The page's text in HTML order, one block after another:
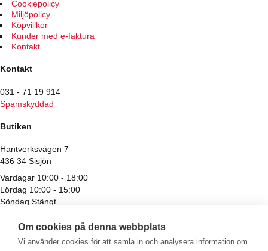
Om cookies på denna webbplats
Vi använder cookies för att samla in och analysera information om
produktsidan
Cookiepolicy
Miljöpolicy
Köpvillkor
Kunder med e-faktura
Kontakt
Kontakt
031 - 71 19 914
Spamskyddad
Butiken
Hantverksvägen 7
436 34 Sisjön
Vardagar 10:00 - 18:00
Lördag 10:00 - 15:00
Söndag Stängt